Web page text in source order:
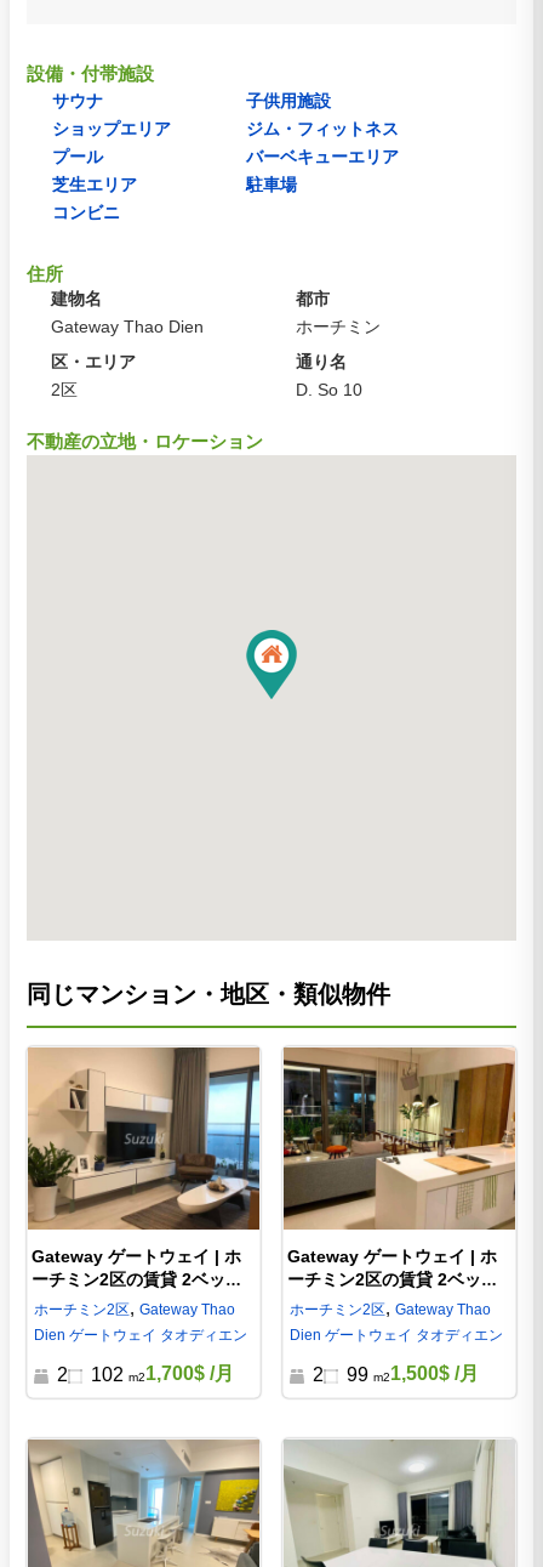
設備・付帯施設
サウナ
子供用施設
ショップエリア
ジム・フィットネス
プール
バーベキューエリア
芝生エリア
駐車場
コンビニ
住所
建物名
Gateway Thao Dien
都市
ホーチミン
区・エリア
2区
通り名
D. So 10
不動産の立地・ロケーション
同じマンション・地区・類似物件
Gateway ゲートウェイ | ホ
ーチミン2区の賃貸 2ベッド |
GW740621
ホーチミン2区, Gateway Thao
Dien ゲートウェイ タオディエン
2 102 m21,700$ /月
Gateway ゲートウェイ | ホ
ーチミン2区の賃貸 2ベッド |
GW68344
ホーチミン2区, Gateway Thao
Dien ゲートウェイ タオディエン
2 99 m21,500$ /月